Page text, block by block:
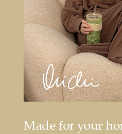
Made for your